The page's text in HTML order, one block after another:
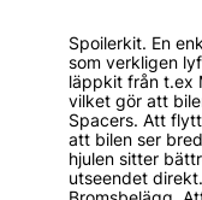
Spoilerkit. En
som verkligen
läppkit från t.ex
vilket gör att
Spacers. Att
att bilen ser
hjulen sitter
utseendet direkt.